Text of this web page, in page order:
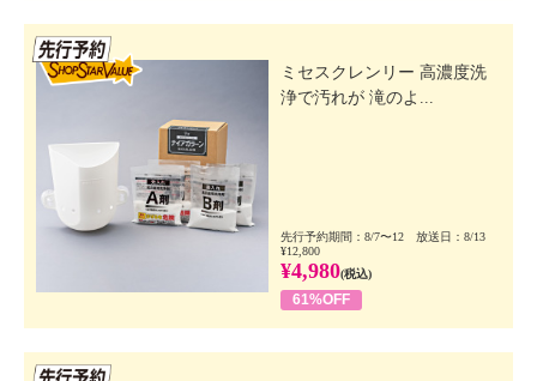
ミセスクレンリー 高濃度洗
浄で汚れが 滝のよ...
先行予約期間：8/7〜12 放送日：8/13
¥12,800
¥4,980(税込)
61%OFF